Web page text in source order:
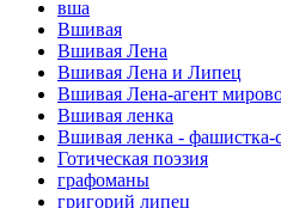
вша
Вшивая
Вшивая Лена
Вшивая Лена и Липец
Вшивая Лена-агент
Вшивая ленка
Вшивая ленка - фашистка-
Готическая поэзия
графоманы
григорий липец